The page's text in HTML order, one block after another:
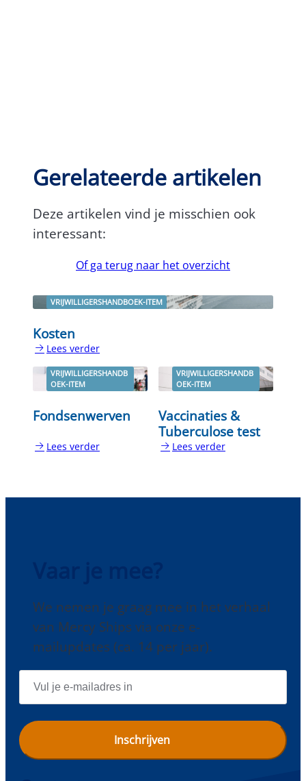
Gerelateerde artikelen
Deze artikelen vind je misschien ook
interessant:
Of ga terug naar het overzicht
VRIJWILLIGERSHANDBOEK-ITEM
Kosten
Lees verder
KostenVRIJWILLIGERSHANDB
OEK-ITEM
Fondsenwerven
Lees verder
VRIJWILLIGERSHANDB
OEK-ITEM
Vaccinaties &
Tuberculose test
Lees verder
Tuberculose
We nemen je graag mee in het verhaal
van Mercy Ships via onze e-
mailupdates (ca. 14 per jaar).
E
A
L
A
D